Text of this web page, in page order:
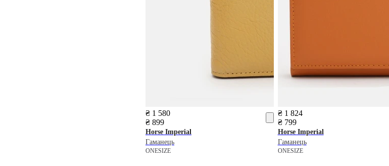
₴ 1 580
₴ 899
Horse Imperial
Гаманець
ONESIZE
₴ 1 824
₴ 799
Horse Imperial
Гаманець
ONESIZE